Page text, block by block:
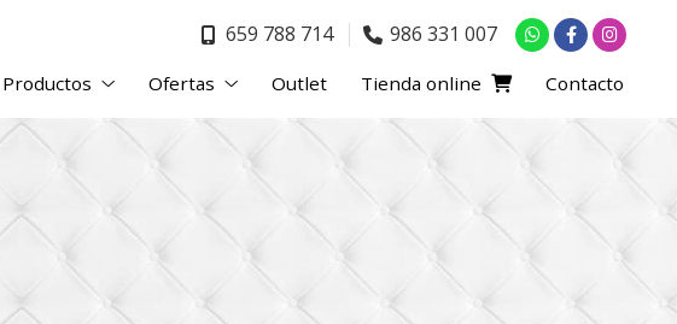
659 788 714 986 331 007
Productos Ofertas Outlet Tienda online Contacto